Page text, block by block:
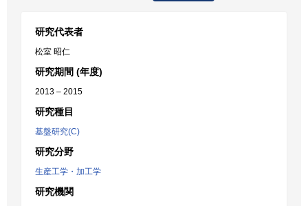
研究代表者
松室 昭仁
研究期間 (年度)
2013 – 2015
研究種目
基盤研究(C)
研究分野
生産工学・加工学
研究機関